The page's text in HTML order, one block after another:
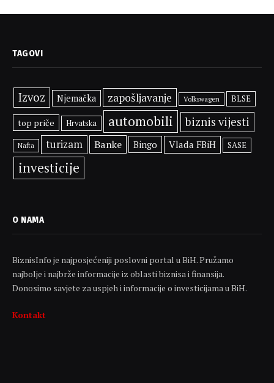
TAGOVI
Izvoz Njemačka zapošljavanje Volkswagen BLSE
top priče Hrvatska automobili biznis vijesti
Nafta turizam Banke Bingo Vlada FBiH SASE
investicije
O NAMA
BiznisInfo je najposjećeniji poslovni portal u BiH. Pružamo
najbolje i najbrže informacije iz oblasti biznisa i finansija.
Donosimo savjete za uspjeh i informacije o investicijama u BiH.
Kontakt